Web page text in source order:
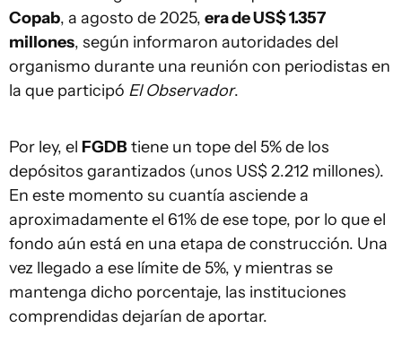
Copab, a agosto de 2025, era de US$ 1.357
millones, según informaron autoridades del
organismo durante una reunión con periodistas en
la que participó El Observador.
Por ley, el FGDBtiene un tope del 5% de los
depósitos garantizados (unos US$ 2.212 millones).
En este momento su cuantía asciende a
aproximadamente el 61% de ese tope, por lo que el
fondo aún está en una etapa de construcción. Una
vez llegado a ese límite de 5%, y mientras se
mantenga dicho porcentaje, las instituciones
comprendidas dejarían de aportar.